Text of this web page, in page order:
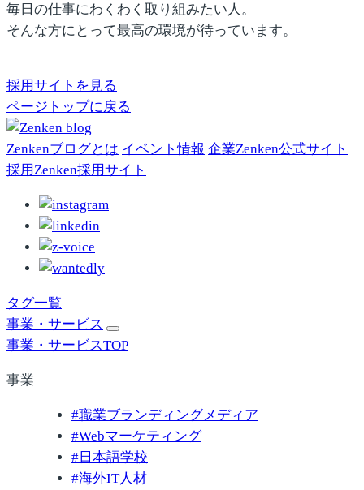
毎日の仕事にわくわく取り組みたい人。
そんな方にとって最高の環境が待っています。
採用サイトを見る
ページトップに戻る
Zenkenブログとは イベント情報 企業Zenken公式サイト
採用Zenken採用サイト
タグ一覧
事業・サービス
事業・サービスTOP
事業
#職業ブランディングメディア
#Webマーケティング
# 日本語学校
#海外IT人材